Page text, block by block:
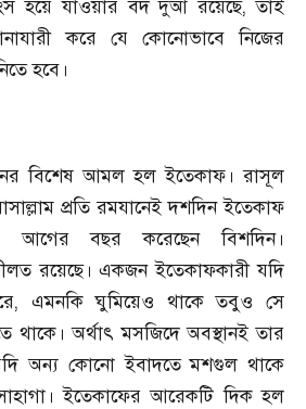
হয়ে যাওয়ার বদ দুআ রয়েছে,তাই
করে যে কোনোভাবে নিজের
হবে।
বিশেষ আমল হল ইতেকাফ। রাসূল
প্রতি রমযানেই দশদিন ইতেকাফ
আগের বছর করেছেন বিশদিন।
রয়েছে। একজন ইতেকাফকারী যদি
, এমনকি ঘুমিয়েও থাকে তবুও সে
থাকে। অর্থাৎ মসজিদে অবস্থানই তার
অন্য কোনো ইবাদতে মশগুল থাকে
ইতেকাফের আরেকটি দিক হল